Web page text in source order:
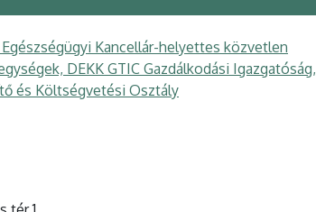
Kancellár-helyettes közvetlen
DEKK GTIC Gazdálkodási Igazgatóság,
és Költségvetési Osztály